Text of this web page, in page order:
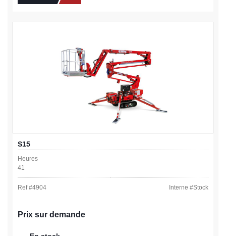
S15
Heures
41
Ref #4904 Interne #Stock
Prix sur demande